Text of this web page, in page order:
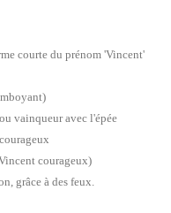
courte du prénom 'Vincent'
vainqueur avec l'épée
courageux)
grâce à des feux.